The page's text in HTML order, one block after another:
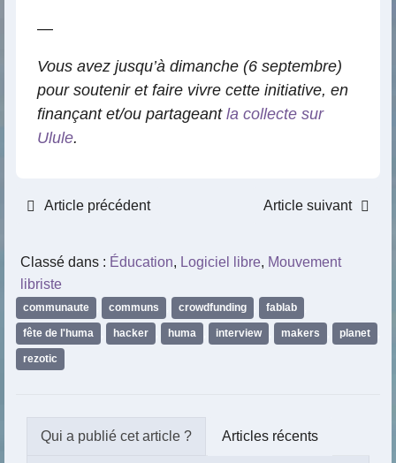
—
Vous avez jusqu’à dimanche (6 septembre)
pour soutenir et faire vivre cette initiative, en
finançant et/ou partageant la collecte sur
Ulule.
Article précédent Article suivant
Classé dans : Éducation, Logiciel libre, Mouvement
libriste
communaute communs crowdfunding fablab
fête de l'huma hacker huma interview makers planet
rezotic
Articles récents